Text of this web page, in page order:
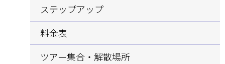
ステップアップ
料金表
ツアー集合・解散場所